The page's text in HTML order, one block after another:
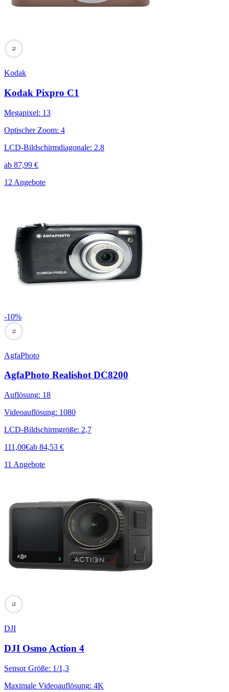
73
Kodak
Kodak Pixpro C1
Megapixel: 13
Optischer Zoom: 4
LCD-Bildschirmdiagonale: 2.8
ab 87,99 €
12 Angebote
-10%
73
AgfaPhoto
AgfaPhoto Realishot DC8200
Auflösung: 18
Videoauflösung: 1080
LCD-Bildschirmgröße: 2,7
111,00€ab 84,53 €
11 Angebote
72
DJI
DJI Osmo Action 4
Sensor Größe: 1/1,3
Maximale Videoauflösung: 4K